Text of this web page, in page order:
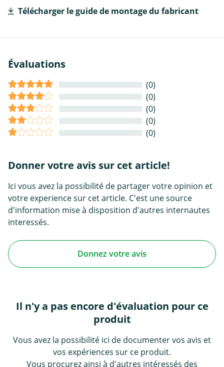
Télécharger le guide de montage du fabricant
Évaluations
(0)
(0)
(0)
(0)
(0)
Donner votre avis sur cet article!
Ici vous avez la possibilité de partager votre opinion et
votre experience sur cet article. C'est une source
d'information mise à disposition d'autres internautes
interessés.
Donnez votre avis
Il n'y a pas encore d'évaluation pour ce
produit
Vous avez la possibilité ici de documenter vos avis et
vos expériences sur ce produit.
Vous procurez ainsi à d'autres intéressés des